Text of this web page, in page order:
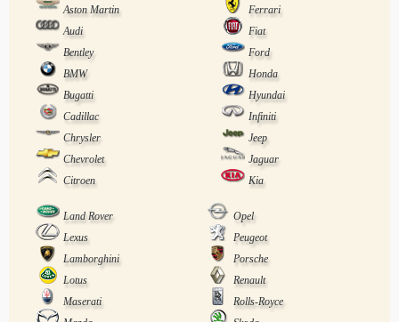
Aston Martin
Ferrari
Audi
Fiat
Bentley
Ford
BMW
Honda
Bugatti
Hyundai
Cadillac
Infiniti
Chrysler
Jeep
Chevrolet
Jaguar
Citroen
Kia
Land Rover
Opel
Lexus
Peugeot
Lamborghini
Porsche
Lotus
Renault
Maserati
Rolls-Royce